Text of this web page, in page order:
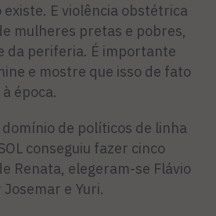
existe. E violência obstétrica
mulheres pretas e pobres,
da periferia. É importante
e mostre que isso de fato
época.
domínio de políticos de linha
conseguiu fazer cinco
Renata, elegeram-se Flávio
e Yuri.